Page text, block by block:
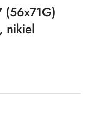
(56x71G)
nikiel